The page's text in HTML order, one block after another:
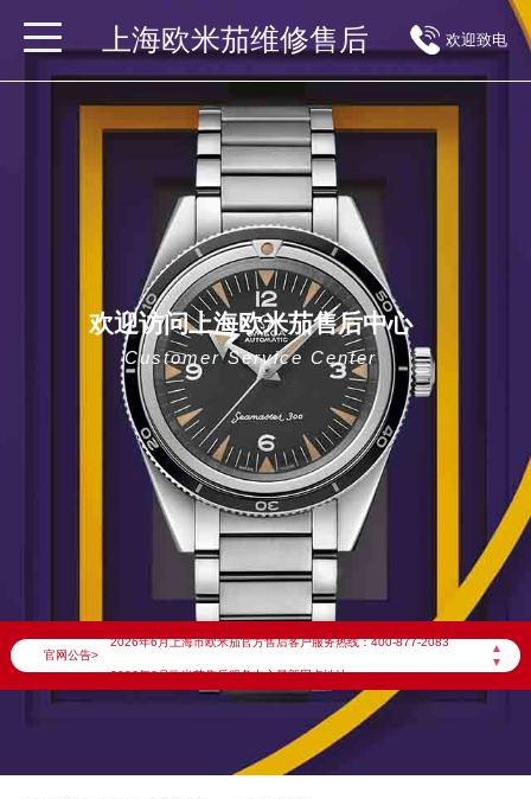
上海欧米茄维修售后 欢迎致电
欢迎访问上海欧米茄售后中心
Customer Service Center
官网公告>
▲
▼
2026年6月欧米茄上海市售后服务网络优化升级公告
2026年6月上海市欧米茄官方售后客户服务热线：400-877-2083
2026年6月欧米茄售后服务中心最新网点地址：
上海市黄浦区南京东路299号宏伊国际广场写字楼8层806室欧米茄售后服务中心（需提前预约）